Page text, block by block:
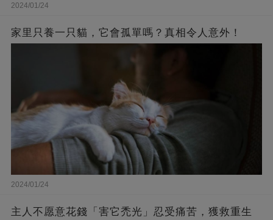
2024/01/24
家里只養一只貓，它會孤單嗎？真相令人意外！
2024/01/24
主人不愿意花錢「害它禿光」忍受痛苦，獲救重生